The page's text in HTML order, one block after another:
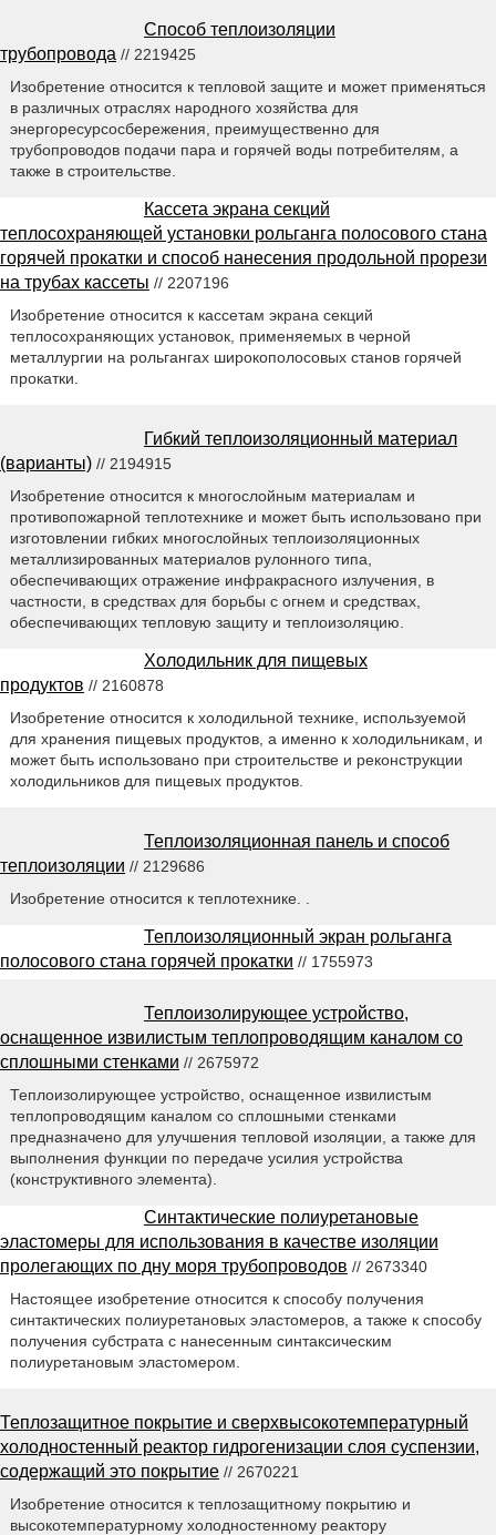
Способ теплоизоляции
трубопровода // 2219425
Изобретение относится к тепловой защите и может применяться
в различных отраслях народного хозяйства для
энергоресурсосбережения, преимущественно для
трубопроводов подачи пара и горячей воды потребителям, а
также в строительстве.
Кассета экрана секций
теплосохраняющей установки рольганга полосового стана
горячей прокатки и способ нанесения продольной прорези
на трубах кассеты // 2207196
Изобретение относится к кассетам экрана секций
теплосохраняющих установок, применяемых в черной
металлургии на рольгангах широкополосовых станов горячей
прокатки.
Гибкий теплоизоляционный материал
(варианты) // 2194915
Изобретение относится к многослойным материалам и
противопожарной теплотехнике и может быть использовано при
изготовлении гибких многослойных теплоизоляционных
металлизированных материалов рулонного типа,
обеспечивающих отражение инфракрасного излучения, в
частности, в средствах для борьбы с огнем и средствах,
обеспечивающих тепловую защиту и теплоизоляцию.
Холодильник для пищевых
продуктов // 2160878
Изобретение относится к холодильной технике, используемой
для хранения пищевых продуктов, а именно к холодильникам, и
может быть использовано при строительстве и реконструкции
холодильников для пищевых продуктов.
Теплоизоляционная панель и способ
теплоизоляции // 2129686
Изобретение относится к теплотехнике. .
Теплоизоляционный экран рольганга
полосового стана горячей прокатки // 1755973
Теплоизолирующее устройство,
оснащенное извилистым теплопроводящим каналом со
сплошными стенками // 2675972
Теплоизолирующее устройство, оснащенное извилистым
теплопроводящим каналом со сплошными стенками
предназначено для улучшения тепловой изоляции, а также для
выполнения функции по передаче усилия устройства
(конструктивного элемента).
Синтактические полиуретановые
эластомеры для использования в качестве изоляции
пролегающих по дну моря трубопроводов // 2673340
Настоящее изобретение относится к способу получения
синтактических полиуретановых эластомеров, а также к способу
получения субстрата с нанесенным синтаксическим
полиуретановым эластомером.
Теплозащитное покрытие и сверхвысокотемпературный
холодностенный реактор гидрогенизации слоя суспензии,
содержащий это покрытие // 2670221
Изобретение относится к теплозащитному покрытию и
высокотемпературному холодностенному реактору